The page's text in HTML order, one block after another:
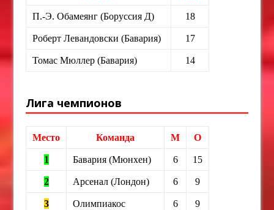
П.-Э. Обамеянг (Боруссия Д) 18
Роберт Левандовски (Бавария) 17
Томас Мюллер (Бавария) 14
Лига чемпионов
Место Команда М О
1 Бавария (Мюнхен) 6 15
2 Арсенал (Лондон) 6 9
3 Олимпиакос 6 9